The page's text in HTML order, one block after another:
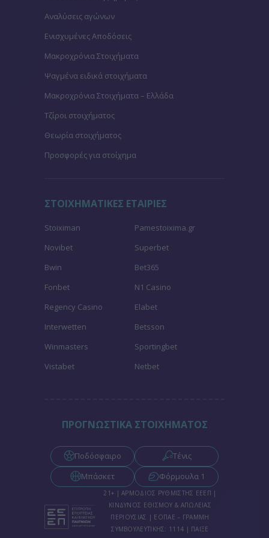
Αναλύσεις αγώνων
Ενισχυμένες Αποδόσεις
Μακροχρόνια Στοιχήματα
Ψαγμένα ειδικά στοιχήματα
Μακροχρόνια Στοιχήματα – Ελλάδα
Τζίροι στοιχήματος
Θεωρία στοιχήματος
Προσφορές για στοίχημα
ΣΤΟΙΧΗΜΑΤΙΚΕΣ ΕΤΑΙΡΙΕΣ
Stoiximan
Pamestoixima.gr
Novibet
Superbet
Bwin
Bet365
Fonbet
N1 Casino
Regency Casino
Elabet
Interwetten
Betsson
Winmasters
Sportingbet
Vistabet
Netbet
ΠΡΟΓΝΩΣΤΙΚΑ ΣΤΟΙΧΗΜΑΤΟΣ
Ποδόσφαιρο
Τένις
Μπάσκετ
Φόρμουλα 1
21+ | ΑΡΜΟΔΙΟΣ ΡΥΘΜΙΣΤΗΣ ΕΕΕΠ |
ΚΙΝΔΥΝΟΣ ΕΘΙΣΜΟΥ & ΑΠΩΛΕΙΑΣ
ΠΕΡΙΟΥΣΙΑΣ | ΕΟΠΑΕ – ΓΡΑΜΜΗ
ΣΥΜΒΟΥΛΕΥΤΙΚΗΣ: 1114 | ΠΑΙΞΕ